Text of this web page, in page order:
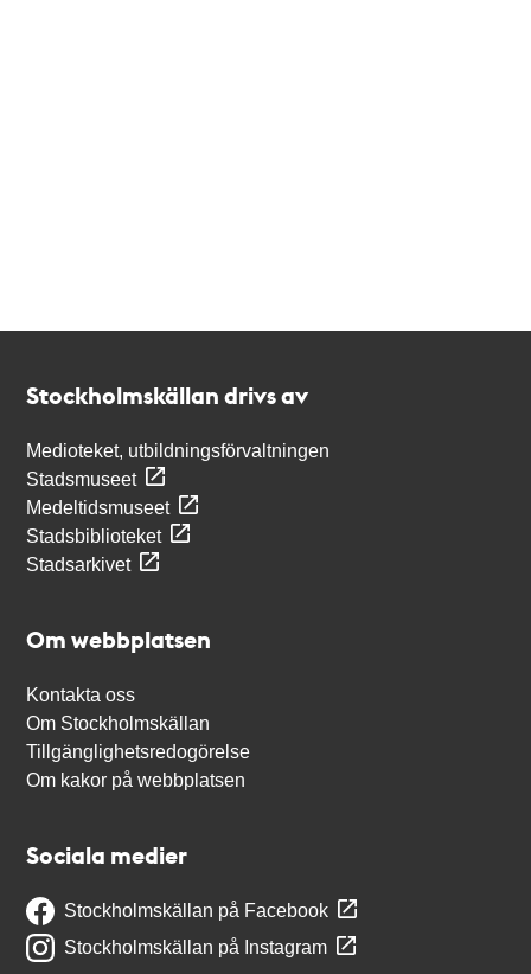
Stockholmskällan drivs av
Medioteket, utbildningsförvaltningen
Stadsmuseet
Medeltidsmuseet
Stadsbiblioteket
Stadsarkivet
Om webbplatsen
Kontakta oss
Om Stockholmskällan
Tillgänglighetsredogörelse
Om kakor på webbplatsen
Sociala medier
Stockholmskällan på Facebook
Stockholmskällan på Instagram